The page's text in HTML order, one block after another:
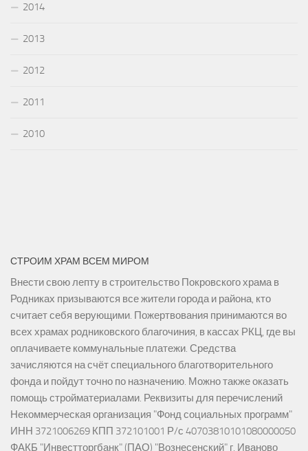
2014
2013
2012
2011
2010
СТРОИМ ХРАМ ВСЕМ МИРОМ
Внести свою лепту в строительство Покровского храма в
Родниках призываются все жители города и района, кто
считает себя верующими. Пожертвования принимаются во
всех храмах родниковского благочиния, в кассах РКЦ, где вы
оплачиваете коммунальные платежи. Средства
зачисляются на счёт специального благотворительного
фонда и пойдут точно по назначению. Можно также оказать
помощь стройматериалами. Реквизиты для перечислений
Некоммерческая организация "Фонд социальных программ"
ИНН 3721006269 КПП 372101001 Р/с 40703810101080000050
ФАКБ "Инвестторгбанк" (ПАО) "Вознесенский" г. Иваново